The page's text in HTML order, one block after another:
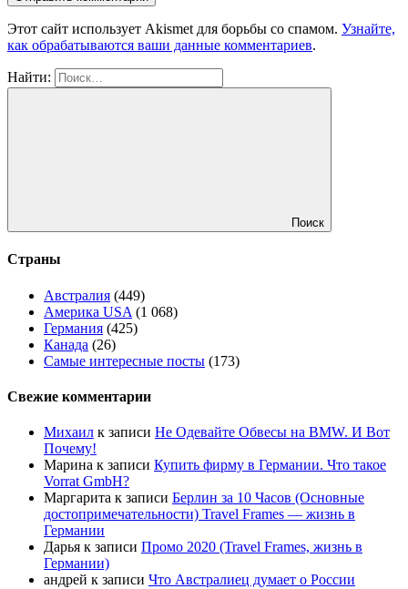
Этот сайт использует Akismet для борьбы со спамом. Узнайте,
как обрабатываются ваши данные комментариев.
Найти:
Поиск
Страны
Австралия (449)
Америка USA (1 068)
Германия (425)
Канада (26)
Самые интересные посты (173)
Свежие комментарии
Михаил к записи Не Одевайте Обвесы на BMW. И Вот
Почему!
Марина к записи Купить фирму в Германии. Что такое
Vorrat GmbH?
Маргарита к записи Берлин за 10 Часов (Основные
достопримечательности) Travel Frames — жизнь в
Германии
Дарья к записи Промо 2020 (Travel Frames, жизнь в
Германии)
андрей к записи Что Австралиец думает о России